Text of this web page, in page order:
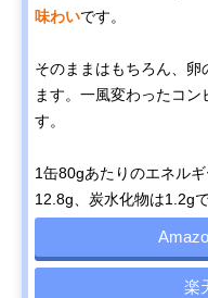
味わいです。
そのままはもちろん、
ます。一風変わったコ
す。
1缶80gあたりのエネル
12.8g、炭水化物は1.2gで
楽